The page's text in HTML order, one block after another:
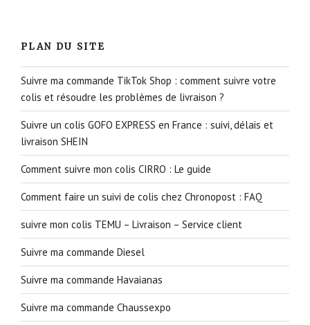
PLAN DU SITE
Suivre ma commande TikTok Shop : comment suivre votre
colis et résoudre les problèmes de livraison ?
Suivre un colis GOFO EXPRESS en France : suivi, délais et
livraison SHEIN
Comment suivre mon colis CIRRO : Le guide
Comment faire un suivi de colis chez Chronopost : FAQ
suivre mon colis TEMU – Livraison – Service client
Suivre ma commande Diesel
Suivre ma commande Havaianas
Suivre ma commande Chaussexpo